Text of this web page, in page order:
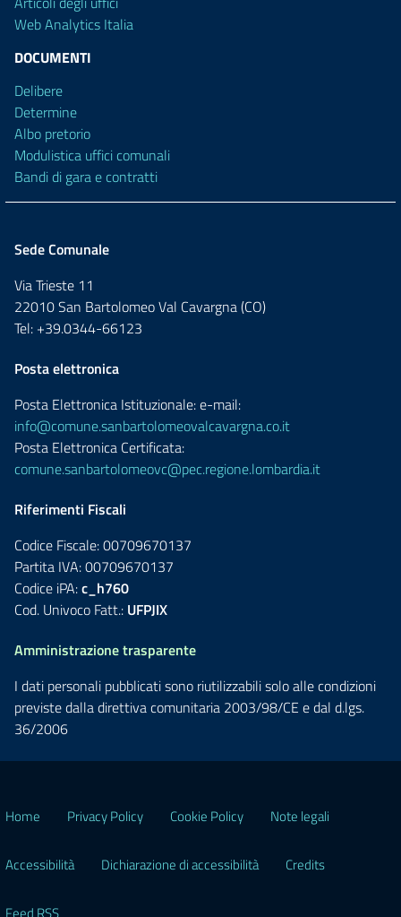
Web Analytics Italia
DOCUMENTI
Delibere
Determine
Albo pretorio
Modulistica uffici comunali
Bandi di gara e contratti
Sede Comunale
Via Trieste 11
22010 San Bartolomeo Val Cavargna (CO)
Tel: +39.0344-66123
Posta elettronica
Posta Elettronica Istituzionale: e-mail:
info@comune.sanbartolomeovalcavargna.co.it
Posta Elettronica Certificata:
comune.sanbartolomeovc@pec.regione.lombardia.it
Riferimenti Fiscali
Codice Fiscale: 00709670137
Partita IVA: 00709670137
Codice iPA:c_h760
Cod. Univoco Fatt.: UFPJIX
Amministrazione trasparente
I dati personali pubblicati sono riutilizzabili solo alle condizioni
previste dalla direttiva comunitaria 2003/98/CE e dal d.lgs.
36/2006
Home Privacy Policy Cookie Policy Note legali
Accessibilità Dichiarazione di accessibilità Credits